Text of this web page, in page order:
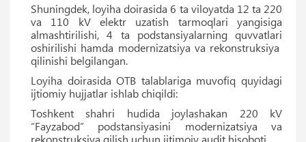
Shuningdek, loyiha doirasida 6 ta viloyatda 12 ta 220
va 110 kV elektr uzatish tarmoqlari yangisiga
almashtirilishi, 4 ta podstansiyalarning quvvatlari
oshirilishi hamda modernizatsiya va rekonstruksiya
qilinishi belgilangan.
Loyiha doirasida OTB talablariga muvofiq quyidagi
ijtiomiy hujjatlar ishlab chiqildi:
Toshkent shahri hudida joylashakan 220 kV
“Fayzabod” podstansiyasini modernizatsiya va
rekonstruksiya qilish uchun ijtimoiy audit hisoboti.